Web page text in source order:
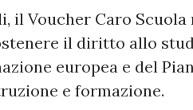
il Voucher Caro
il diritto allo
europea e del
e formazione.